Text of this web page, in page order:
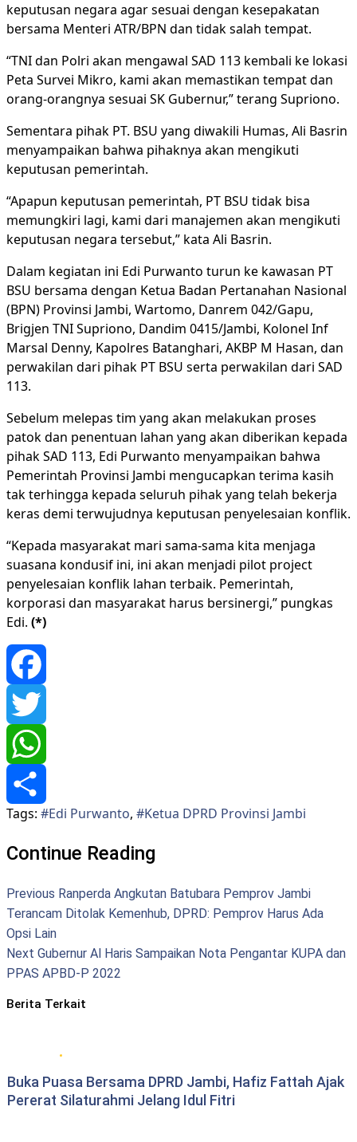
keputusan negara agar sesuai dengan kesepakatan
bersama Menteri ATR/BPN dan tidak salah tempat.
“TNI dan Polri akan mengawal SAD 113 kembali ke lokasi
Peta Survei Mikro, kami akan memastikan tempat dan
orang-orangnya sesuai SK Gubernur,” terang Supriono.
Sementara pihak PT. BSU yang diwakili Humas, Ali Basrin
menyampaikan bahwa pihaknya akan mengikuti
keputusan pemerintah.
“Apapun keputusan pemerintah, PT BSU tidak bisa
memungkiri lagi, kami dari manajemen akan mengikuti
keputusan negara tersebut,” kata Ali Basrin.
Dalam kegiatan ini Edi Purwanto turun ke kawasan PT
BSU bersama dengan Ketua Badan Pertanahan Nasional
(BPN) Provinsi Jambi, Wartomo, Danrem 042/Gapu,
Brigjen TNI Supriono, Dandim 0415/Jambi, Kolonel Inf
Marsal Denny, Kapolres Batanghari, AKBP M Hasan, dan
perwakilan dari pihak PT BSU serta perwakilan dari SAD
113.
Sebelum melepas tim yang akan melakukan proses
patok dan penentuan lahan yang akan diberikan kepada
pihak SAD 113, Edi Purwanto menyampaikan bahwa
Pemerintah Provinsi Jambi mengucapkan terima kasih
tak terhingga kepada seluruh pihak yang telah bekerja
keras demi terwujudnya keputusan penyelesaian konflik.
“Kepada masyarakat mari sama-sama kita menjaga
suasana kondusif ini, ini akan menjadi pilot project
penyelesaian konflik lahan terbaik. Pemerintah,
korporasi dan masyarakat harus bersinergi,” pungkas
Edi. (*)
Facebook
Twitter
WhatsApp
Share
Tags: #Edi Purwanto, #Ketua DPRD Provinsi Jambi
Continue Reading
Previous Ranperda Angkutan Batubara Pemprov Jambi
Terancam Ditolak Kemenhub, DPRD: Pemprov Harus Ada
Opsi Lain
Next Gubernur Al Haris Sampaikan Nota Pengantar KUPA dan
PPAS APBD-P 2022
Berita Terkait
Buka Puasa Bersama DPRD Jambi, Hafiz Fattah Ajak
Pererat Silaturahmi Jelang Idul Fitri